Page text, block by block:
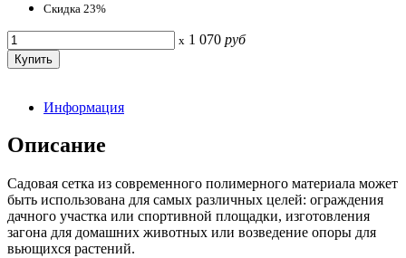
Скидка 23%
x 1 070 руб
Информация
Описание
Садовая сетка из современного полимерного материала может
быть использована для самых различных целей: ограждения
дачного участка или спортивной площадки, изготовления
загона для домашних животных или возведение опоры для
вьющихся растений.